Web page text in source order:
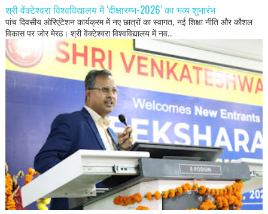
श्री वेंक्टेश्वरा विश्वविद्यालय में ‘दीक्षारम्भ-2026’ का भव्य शुभारंभ
पांच दिवसीय ओरिएंटेशन कार्यक्रम में नए छात्रों का स्वागत, नई शिक्षा नीति और कौशल
विकास पर जोर मेरठ। श्री वेंक्टेश्वरा विश्वविद्यालय में नव...